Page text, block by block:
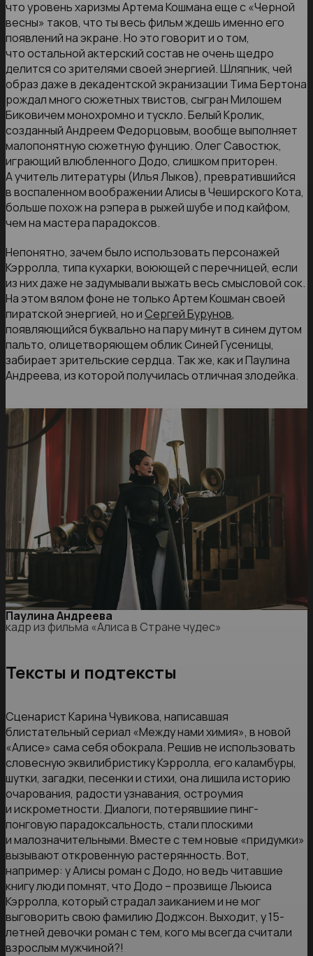
что уровень харизмы Артема Кошмана еще с «Черной
весны» таков, что ты весь фильм ждешь именно его
появлений на экране. Но это говорит и о том,
что остальной актерский состав не очень щедро
делится со зрителями своей энергией. Шляпник, чей
образ даже в декадентской экранизации Тима Бертона
рождал много сюжетных твистов, сыгран Милошем
Биковичем монохромно и тускло. Белый Кролик,
созданный Андреем Федорцовым, вообще выполняет
малопонятную сюжетную фунцию. Олег Савостюк,
играющий влюбленного Додо, слишком приторен.
А учитель литературы (Илья Лыков), превратившийся
в воспаленном воображении Алисы в Чеширского Кота,
больше похож на рэпера в рыжей шубе и под кайфом,
чем на мастера парадоксов.
Непонятно, зачем было использовать персонажей
Кэрролла, типа кухарки, воюющей с перечницей, если
из них даже не задумывали выжать весь смысловой сок.
На этом вялом фоне не только Артем Кошман своей
пиратской энергией, но иСергей Бурунов,
появляющийся буквально на пару минут в синем дутом
пальто, олицетворяющем облик Синей Гусеницы,
забирает зрительские сердца. Так же, как и Паулина
Андреева, из которой получилась отличная злодейка.
Паулина Андреева
кадр из фильма «Алиса в Стране чудес»
Тексты и подтексты
Сценарист Карина Чувикова, написавшая
блистательный сериал «Между нами химия», в новой
«Алисе» сама себя обокрала. Решив не использовать
словесную эквилибристику Кэрролла, его каламбуры,
шутки, загадки, песенки и стихи, она лишила историю
очарования, радости узнавания, остроумия
и искрометности. Диалоги, потерявшиие пинг-
понговую парадоксальность, стали плоскими
и малозначительными. Вместе с тем новые «придумки»
вызывают откровенную растерянность. Вот,
например: у Алисы роман с Додо, но ведь читавшие
книгу люди помнят, что Додо – прозвище Льюиса
Кэрролла, который страдал заиканием и не мог
выговорить свою фамилию Доджсон. Выходит, у 15-
летней девочки роман с тем, кого мы всегда считали
взрослым мужчиной?!